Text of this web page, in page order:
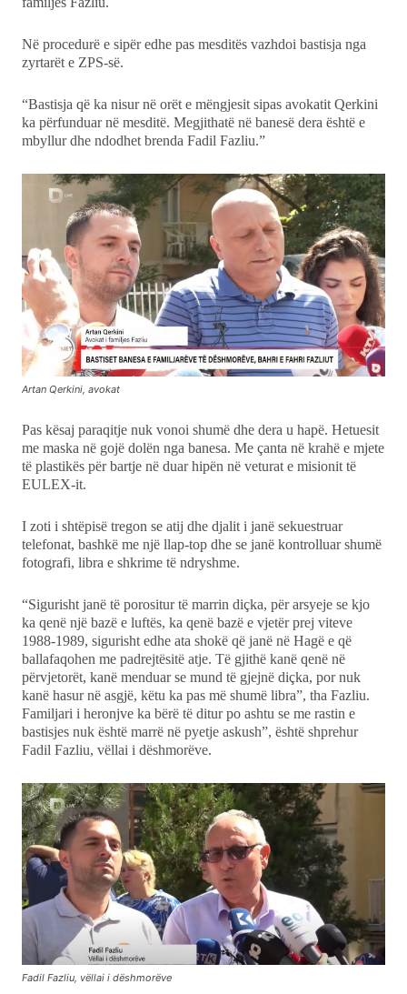
Në procedurë e sipër edhe pas mesditës vazhdoi bastisja nga
zyrtarët e ZPS-së.
“Bastisja që ka nisur në orët e mëngjesit sipas avokatit Qerkini
ka përfunduar në mesditë. Megjithatë në banesë dera është e
mbyllur dhe ndodhet brenda Fadil Fazliu.”
Artan Qerkini, avokat
Pas kësaj paraqitje nuk vonoi shumë dhe dera u hapë. Hetuesit
me maska në gojë dolën nga banesa. Me çanta në krahë e mjete
të plastikës për bartje në duar hipën në veturat e misionit të
EULEX-it.
I zoti i shtëpisë tregon se atij dhe djalit i janë sekuestruar
telefonat, bashkë me një llap-top dhe se janë kontrolluar shumë
fotografi, libra e shkrime të ndryshme.
“Sigurisht janë të porositur të marrin diçka, për arsyeje se kjo
ka qenë një bazë e luftës, ka qenë bazë e vjetër prej viteve
1988-1989, sigurisht edhe ata shokë që janë në Hagë e që
ballafaqohen me padrejtësitë atje. Të gjithë kanë qenë në
përvjetorët, kanë menduar se mund të gjejnë diçka, por nuk
kanë hasur në asgjë, këtu ka pas më shumë libra”, tha Fazliu.
Familjari i heronjve ka bërë të ditur po ashtu se me rastin e
bastisjes nuk është marrë në pyetje askush”, është shprehur
Fadil Fazliu, vëllai i dëshmorëve.
Fadil Fazliu, vëllai i dëshmorëve